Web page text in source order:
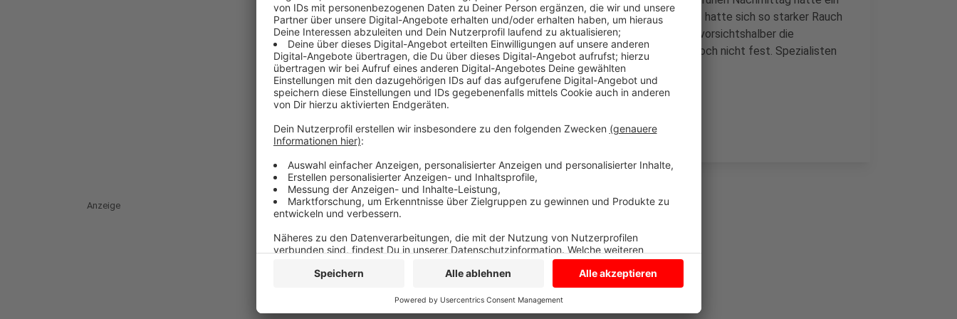
Auto Feuer gefangen. Menschen wurden nicht verletzt. Allerdings hatte sich so starker Rauch
entwickelt, dass die Sicht zu schlecht wurde. Die Polizei sperrte vorsichtshalber die
komplette Autobahn kurzfristig. Warum das Auto brannte steht noch nicht fest. Spezialisten
der Polizei forschen nach der Ursache.
Anzeige
Anzeige